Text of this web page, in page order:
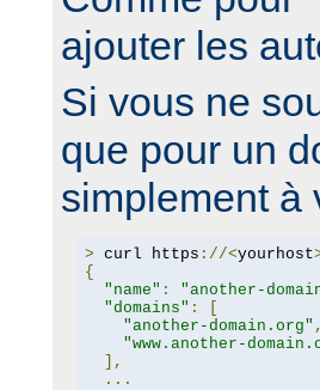
ajouter les
Si vous ne
que pour un
simplement à
> curl https ://<yourhost
{
"name" : "another-
"domains" :
"another-domain.org" ,
"www.another-
],
...